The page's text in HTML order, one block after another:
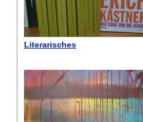
Literarisches